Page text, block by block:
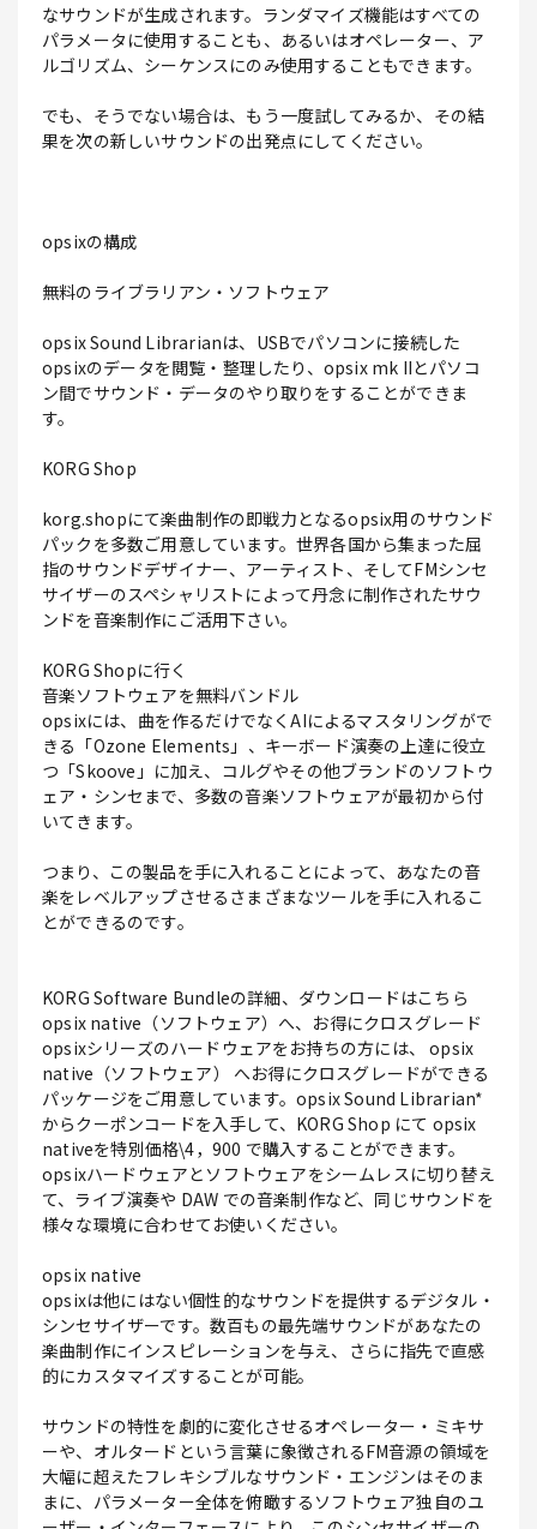
なサウンドが生成されます。ランダマイズ機能はすべての
パラメータに使用することも、あるいはオペレーター、ア
ルゴリズム、シーケンスにのみ使用することもできます。
でも、そうでない場合は、もう一度試してみるか、その結
果を次の新しいサウンドの出発点にしてください。
opsixの構成
無料のライブラリアン・ソフトウェア
opsix Sound Librarianは、USBでパソコンに接続した
opsixのデータを閲覧・整理したり、opsix mk IIとパソコ
ン間でサウンド・データのやり取りをすることができま
す。
KORG Shop
korg.shopにて楽曲制作の即戦力となるopsix用のサウンド
パックを多数ご用意しています。世界各国から集まった屈
指のサウンドデザイナー、アーティスト、そしてFMシンセ
サイザーのスペシャリストによって丹念に制作されたサウ
ンドを音楽制作にご活用下さい。
KORG Shopに行く
音楽ソフトウェアを無料バンドル
opsixには、曲を作るだけでなくAIによるマスタリングがで
きる「Ozone Elements」、キーボード演奏の上達に役立
つ「Skoove」に加え、コルグやその他ブランドのソフトウ
ェア・シンセまで、多数の音楽ソフトウェアが最初から付
いてきます。
つまり、この製品を手に入れることによって、あなたの音
楽をレベルアップさせるさまざまなツールを手に入れるこ
とができるのです。
KORG Software Bundleの詳細、ダウンロードはこちら
opsix native（ソフトウェア）へ、お得にクロスグレード
opsixシリーズのハードウェアをお持ちの方には、 opsix
native（ソフトウェア） へお得にクロスグレードができる
パッケージをご用意しています。opsix Sound Librarian*
からクーポンコードを入手して、KORG Shop にて opsix
nativeを特別価格\4，900 で購入することができます。
opsixハードウェアとソフトウェアをシームレスに切り替え
て、ライブ演奏や DAW での音楽制作など、同じサウンドを
様々な環境に合わせてお使いください。
opsix native
opsixは他にはない個性的なサウンドを提供するデジタル・
シンセサイザーです。数百もの最先端サウンドがあなたの
楽曲制作にインスピレーションを与え、さらに指先で直感
的にカスタマイズすることが可能。
サウンドの特性を劇的に変化させるオペレーター・ミキサ
ーや、オルタードという言葉に象徴されるFM音源の領域を
大幅に超えたフレキシブルなサウンド・エンジンはそのま
まに、パラメーター全体を俯瞰するソフトウェア独自のユ